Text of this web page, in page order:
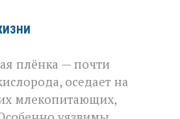
плёнка — почти
оседает на
млекопитающих,